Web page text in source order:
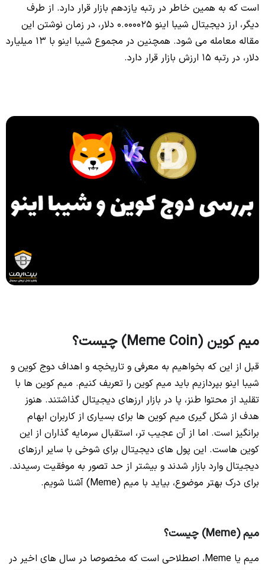
است که به همین خاطر در رتبه یازدهم بازار قرار دارد. از طرف
دیگر، ارز دیجیتال شیبا اینو 0.000025 دلار، در زمان نوشتن این
مقاله معامله می شود. همچنین در مجموع شیبا اینو با 13 میلیارد
دلار، در رتبه 15 ارزش بازار قرار دارد.
میم کوین (Meme Coin) چیست؟
قبل از این که بخواهیم به معرفی و تاریخچه و اهداف دوج کوین و
شیبا اینو بپردازیم باید میم کوین را تعریف کنیم. میم کوین ها با
تقلید از محتوا طنز، پا در بازار ارزهای دیجیتال گذاشتند. هنوز
هدف از شکل گیری میم کوین ها برای بسیاری از کاربران ابهام
برانگیز است. اما از آن عجیب تر، استقبال سرمایه گذاران از این
کوین هاست. این پول های دیجیتال برای شوخی با سایر ارزهای
دیجیتال وارد بازار شدند و بیشتر از حد تصور به موفقیت رسیدند.
برای درک بهتر موضوع، بیاید با میم (Meme) آشنا شویم.
میم (Meme) چیست؟
میم یا Meme، اصطلاحی است که مخصوصا در سال های اخیر در